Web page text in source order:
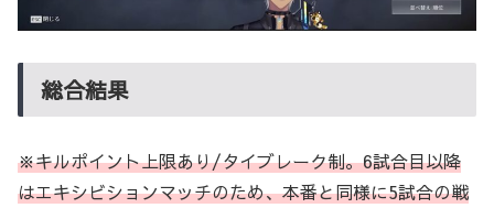
総合結果
※キルポイント上限あり/タイブレーク制。6試合目以降
はエキシビションマッチのため、本番と同様に5試合の戦